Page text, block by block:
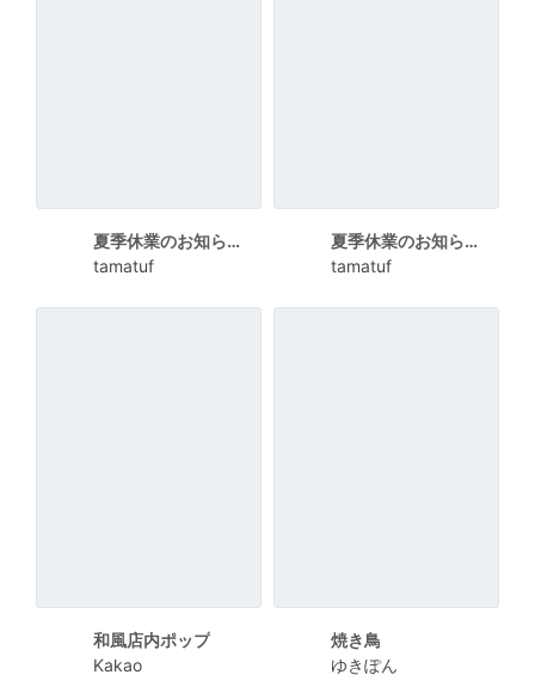
夏季休業のお知らせ（ひまわり_横）
tamatuf
夏季休業のお知らせ（ひまわり）
tamatuf
和風店内ポップ
Kakao
焼き鳥
ゆきぽん